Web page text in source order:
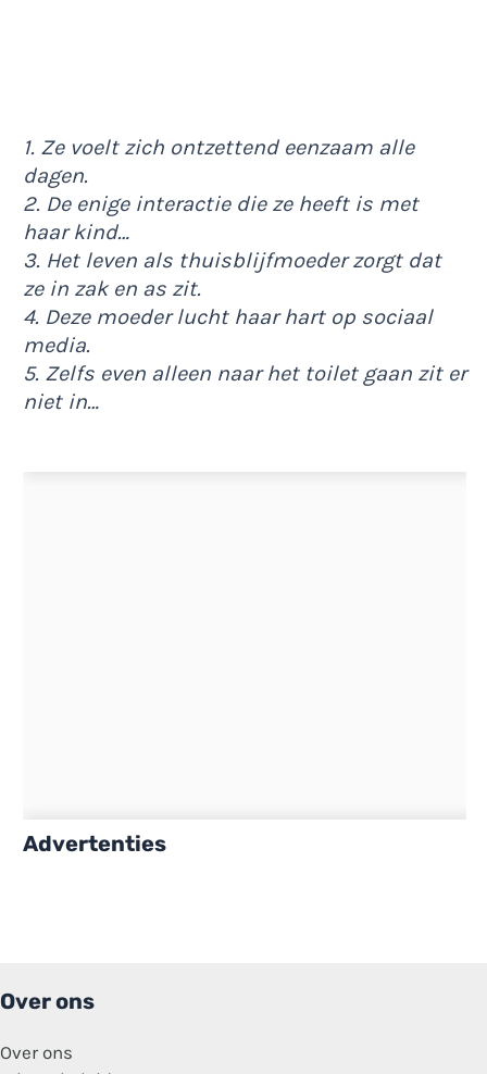
1. Ze voelt zich ontzettend eenzaam alle
dagen.
2. De enige interactie die ze heeft is met
haar kind…
3. Het leven als thuisblijfmoeder zorgt dat
ze in zak en as zit.
4. Deze moeder lucht haar hart op sociaal
media.
5. Zelfs even alleen naar het toilet gaan zit er
niet in…
Advertenties
Over ons
Over ons